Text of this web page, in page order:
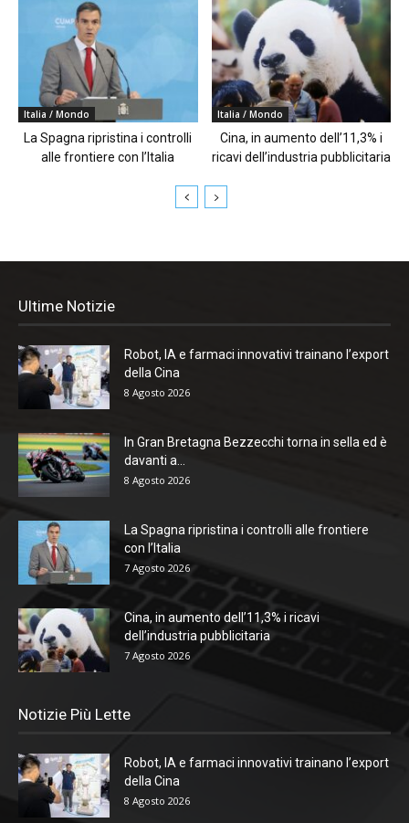
Italia / Mondo
La Spagna ripristina i controlli
alle frontiere con l’Italia
Italia / Mondo
Cina, in aumento dell’11,3% i
ricavi dell’industria pubblicitaria
Ultime Notizie
Robot, IA e farmaci innovativi trainano l’export
della Cina
8 Agosto 2026
In Gran Bretagna Bezzecchi torna in sella ed è
davanti a...
8 Agosto 2026
La Spagna ripristina i controlli alle frontiere
con l’Italia
7 Agosto 2026
Cina, in aumento dell’11,3% i ricavi
dell’industria pubblicitaria
7 Agosto 2026
Notizie Più Lette
Robot, IA e farmaci innovativi trainano l’export
della Cina
8 Agosto 2026